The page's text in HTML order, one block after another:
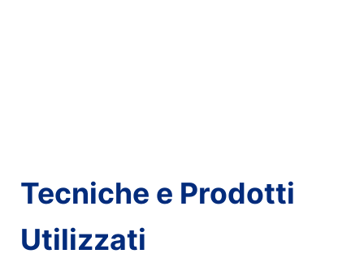
Tecniche e Prodotti
Utilizzati